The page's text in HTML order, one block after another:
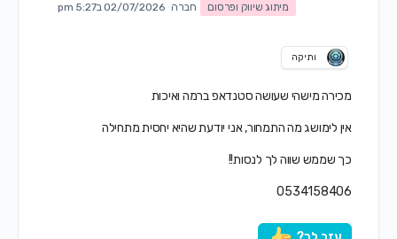
מיתוג שיווק ופרסום חברה 02/07/2026 ב5:27 pm
ותיקה
מכירה מישהי שעושה סטנדאפ ברמה ואיכות
אין לימושג מה התמחור, אני יודעת שהיא יחסית מתחילה
כך שממש שווה לך לנסות!!
0534158406